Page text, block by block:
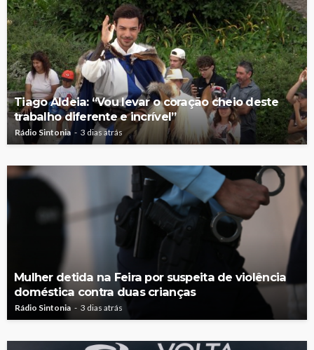
Tiago Aldeia: “Vou levar o coração cheio deste
trabalho diferente e incrível”
Rádio Sintonia 3 dias atrás
Mulher detida na Feira por suspeita de violência
doméstica contra duas crianças
Rádio Sintonia 3 dias atrás